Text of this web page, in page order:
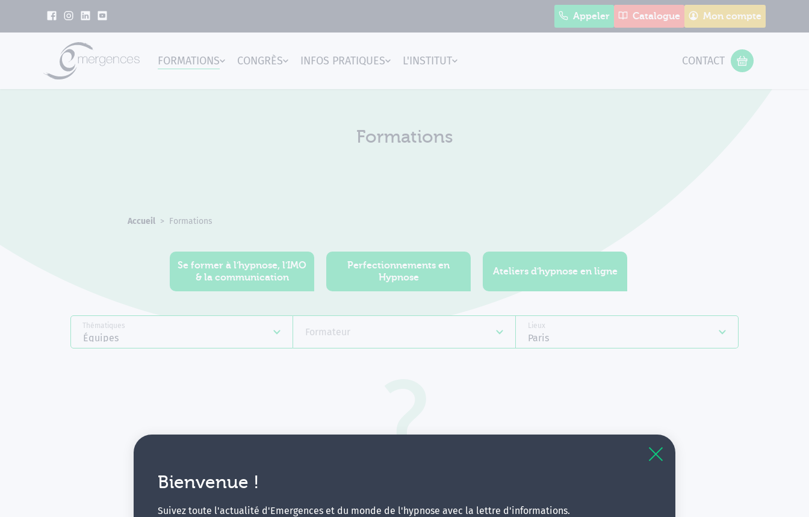
Bienvenue !
Suivez toute l'actualité d'Emergences et du monde de l'hypnose avec la lettre d'informations.
Appeler Catalogue Mon compte
Emergences
FORMATIONS CONGRÈS INFOS PRATIQUES L'INSTITUT CONTACT
VOTRE PANIER
Formations
Accueil Formations
Se former à l'hypnose, l'IMO
& la communication
Perfectionnements en
Hypnose
Ateliers d'hypnose en ligne
Thématiques
Équipes
Formateur
Lieux
Paris
Aucune formation ne correspond à